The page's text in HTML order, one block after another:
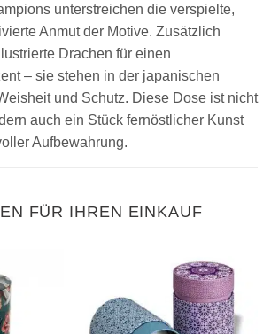
unterstreichen die verspielte,
Anmut der Motive. Zusätzlich
Drachen für einen
– sie stehen in der japanischen
und Schutz. Diese Dose ist nicht
auch ein Stück fernöstlicher Kunst
Aufbewahrung.
FÜR IHREN EINKAUF